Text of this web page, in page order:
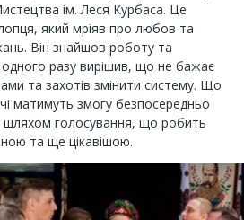
ім. Леся Курбаса. Це
який мріяв про любов та
Він знайшов роботу та
одного разу вирішив, що не бажає
та захотів змінити систему. Що
матимуть змогу безпосередньо
шляхом голосування, що робить
та ще цікавішою.